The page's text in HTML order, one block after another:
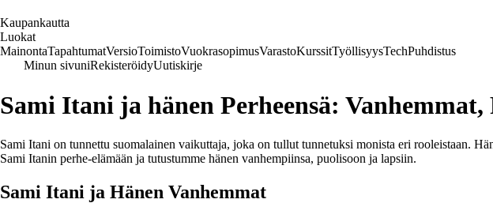
Kaupankautta
Luokat
MainontaTapahtumatVersioToimistoVuokrasopimusVarastoKurssitTyöllisyysTechPuhdistus
Minun sivuniRekisteröidyUutiskirje
Sami Itani ja hänen Perheensä:
Sami Itani on tunnettu suomalainen vaikuttaja, joka on tullut tunnetuksi monista eri rooleistaan.
Sami Itanin perhe-elämään ja tutustumme hänen vanhempiinsa, puolisoon ja lapsiin.
Sami Itani ja Hänen Vanhemmat